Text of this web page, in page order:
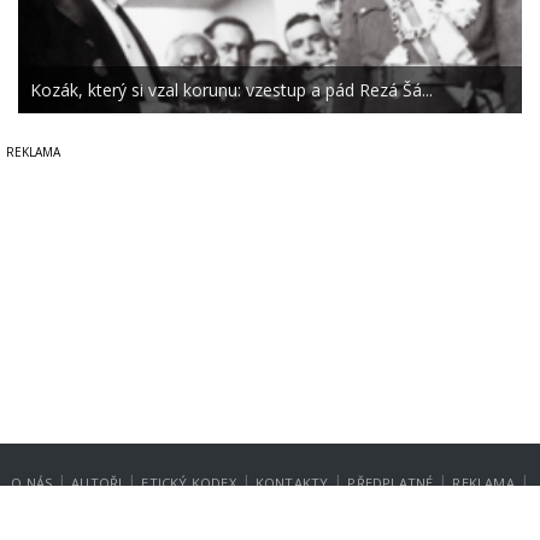
Kozák, který si vzal korunu: vzestup a pád Rezá Šá...
O NÁS | AUTOŘI | ETICKÝ KODEX | KONTAKTY | PŘEDPLATNÉ | REKLAMA |